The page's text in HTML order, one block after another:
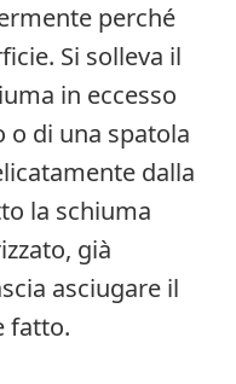
perché
Si solleva il
in eccesso
o di una spatola
dalla
la schiuma
già
asciugare il
fatto.